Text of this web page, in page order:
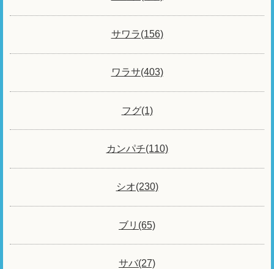
サワラ(156)
ワラサ(403)
フグ(1)
カンパチ(110)
シオ(230)
ブリ(65)
サバ(27)